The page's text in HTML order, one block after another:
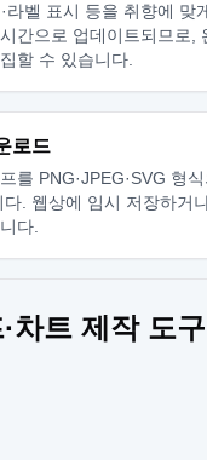
라벨 표시 등을 취향에 맞
간으로 업데이트되므로,
할 수 있습니다.
로드
를 PNG·JPEG·SVG 형
다. 웹상에 임시 저장하거
다.
차트 제작 도